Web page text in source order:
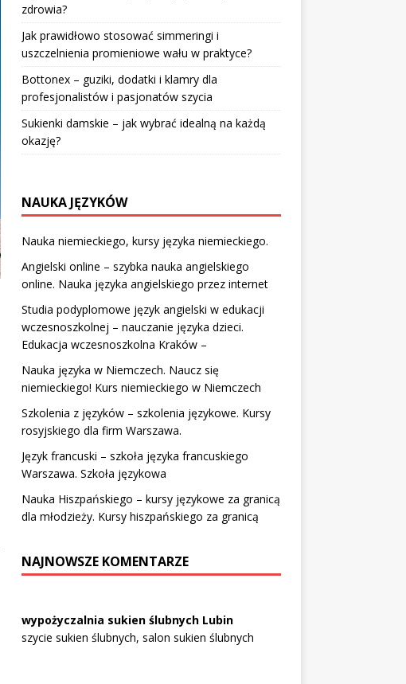
zdrowia?
Jak prawidłowo stosować simmeringi i
uszczelnienia promieniowe wału w praktyce?
Bottonex – guziki, dodatki i klamry dla
profesjonalistów i pasjonatów szycia
Sukienki damskie – jak wybrać idealną na każdą
okazję?
NAUKA JĘZYKÓW
Nauka niemieckiego, kursy języka niemieckiego.
Angielski online – szybka nauka angielskiego
online. Nauka języka angielskiego przez internet
Studia podyplomowe język angielski w edukacji
wczesnoszkolnej – nauczanie języka dzieci.
Edukacja wczesnoszkolna Kraków –
Nauka języka w Niemczech. Naucz się
niemieckiego! Kurs niemieckiego w Niemczech
Szkolenia z języków – szkolenia językowe. Kursy
rosyjskiego dla firm Warszawa.
Język francuski – szkoła języka francuskiego
Warszawa. Szkoła językowa
Nauka Hiszpańskiego – kursy językowe za granicą
dla młodzieży. Kursy hiszpańskiego za granicą
NAJNOWSZE KOMENTARZE
wypożyczalnia sukien ślubnych Lubin
szycie sukien ślubnych, salon sukien ślubnych